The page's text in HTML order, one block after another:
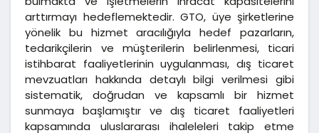
arttırmayı hedeflemektedir. GTO, üye şirketlerine
yönelik bu hizmet aracılığıyla hedef pazarların,
tedarikçilerin ve müşterilerin belirlenmesi, ticari
istihbarat faaliyetlerinin uygulanması, dış ticaret
mevzuatları hakkında detaylı bilgi verilmesi gibi
sistematik, doğrudan ve kapsamlı bir hizmet
sunmaya başlamıştır ve dış ticaret faaliyetleri
kapsamında uluslararası ihaleleleri takip etme